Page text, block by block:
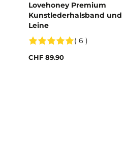
Lovehoney Premium
Kunstlederhalsband und
Leine
( 6 )
CHF 89.90